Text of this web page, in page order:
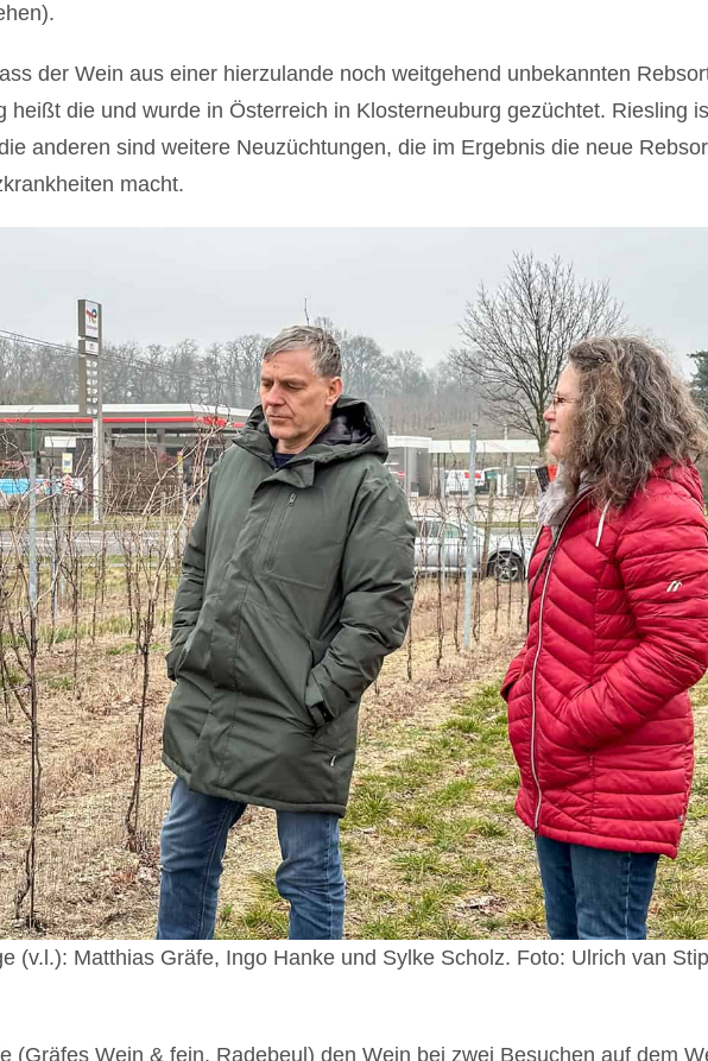
der Wein aus einer hierzulande noch weitgehend unbekannten
heißt die und wurde in Österreich in Klosterneuburg gezüchtet. Riesling
anderen sind weitere Neuzüchtungen, die im Ergebnis die neue
macht.
(v.l.): Matthias Gräfe, Ingo Hanke und Sylke Scholz. Foto: Ulrich van
(Gräfes Wein & fein, Radebeul) den Wein bei zwei Besuchen auf dem